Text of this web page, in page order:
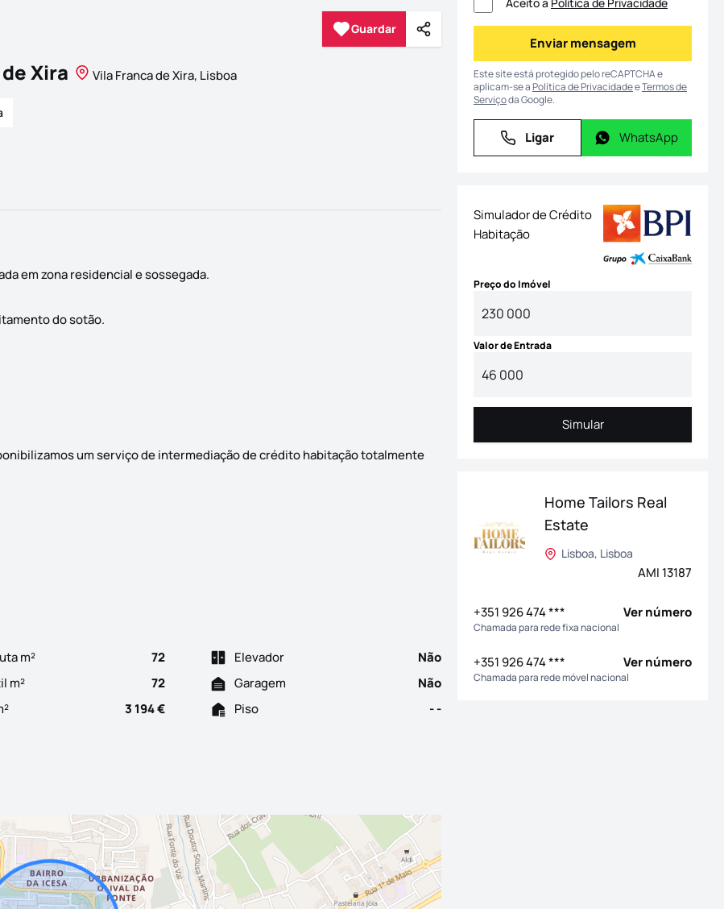
Guardar
Guardar Partilhar
Xira Vila Franca de Xira, Lisboa
em zona residencial e sossegada.
do sotão.
um serviço de intermediação de crédito habitação totalmente
Vialonga. Localizada em zona residencial e sossegada. Transportes, restauração e comércio nas imediações. Conta com 2
m² 72 Elevador
Não
m² 72 Garagem
Não
3 194 € Piso - -
Enviar mensagem
Enviar mensagem
Este site está protegido pelo reCAPTCHA e
aplicam-se aPolítica de PrivacidadeeTermos de
Serviçoda Google.
Ligar
Ligar WhatsApp
WhatsApp
Simulador de Crédito
Habitação
Preço do Imóvel
Valor de Entrada
Simular
Simular
Home Tailors Real
Estate
Lisboa, Lisboa
AMI 13187
+351 926 474 *** Ver número
Chamada para rede fixa nacional
+351 926 474 *** Ver número
Chamada para rede móvel nacional